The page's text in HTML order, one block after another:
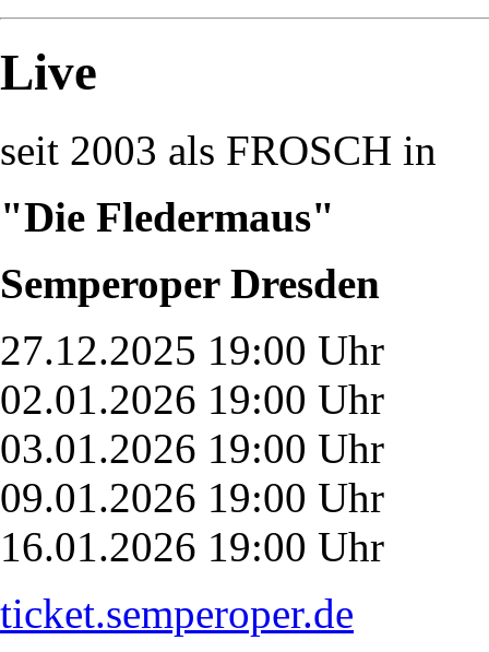
Live
seit 2003 als FROSCH in
"Die Fledermaus"
Semperoper Dresden
27.12.2025 19:00 Uhr
02.01.2026 19:00 Uhr
03.01.2026 19:00 Uhr
09.01.2026 19:00 Uhr
16.01.2026 19:00 Uhr
ticket.semperoper.de